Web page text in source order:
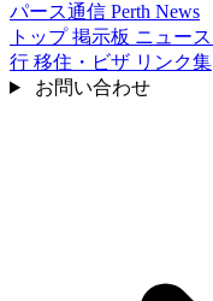
パース通信 Perth News
トップ掲示板 ニュース
行 移住・ビザ リンク集
お問い合わせ